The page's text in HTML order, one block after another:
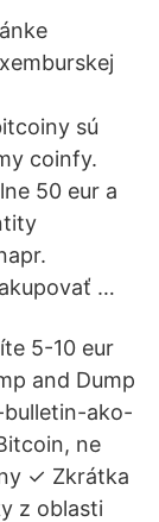
sú
coinfy.
50 eur a
…
5-10 eur
and Dump
ako-
ne
✓ Zkrátka
z oblasti